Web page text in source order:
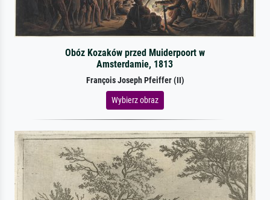
Obóz Kozaków przed Muiderpoort w
Amsterdamie, 1813
François Joseph Pfeiffer (II)
Wybierz obraz